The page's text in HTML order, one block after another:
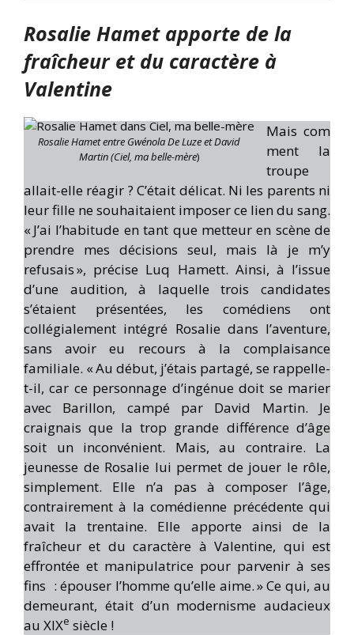
Rosalie Hamet apporte de la
fraîcheur et du caractère à
Valentine
Rosalie Hamet entre Gwénola De Luze et David
Martin(Ciel, ma belle-mère)
Mais com
ment la
troupe
allait-elle réagir ? C’était délicat. Ni les parents ni
leur fille ne souhaitaient imposer ce lien du sang.
« J’ai l’habitude en tant que metteur en scène de
prendre mes décisions seul, mais là je m’y
refusais », précise Luq Hamett. Ainsi, à l’issue
d’une audition, à laquelle trois candidates
s’étaient présentées, les comédiens ont
collégialement intégré Rosalie dans l’aventure,
sans avoir eu recours à la complaisance
familiale. « Au début, j’étais partagé, se rappelle-
t-il, car ce personnage d’ingénue doit se marier
avec Barillon, campé par David Martin. Je
craignais que la trop grande différence d’âge
soit un inconvénient. Mais, au contraire. La
jeunesse de Rosalie lui permet de jouer le rôle,
simplement. Elle n’a pas à composer l’âge,
contrairement à la comédienne précédente qui
avait la trentaine. Elle apporte ainsi de la
fraîcheur et du caractère à Valentine, qui est
effrontée et manipulatrice pour parvenir à ses
fins : épouser l’homme qu’elle aime. » Ce qui, au
demeurant, était d’un modernisme audacieux
au XIXe siècle !